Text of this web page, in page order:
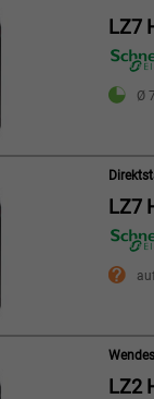
LZ7
Ø
LZ7
LZ2